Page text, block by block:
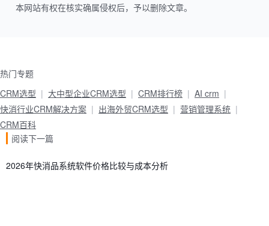
本网站有权在核实确属侵权后，予以删除文章。
热门专题
CRM选型
大中型企业CRM选型 CRM排行榜
AI crm
快消行业CRM解决方案
出海外贸CRM选型
营销管理系统
CRM百科
阅读下一篇
2026年快消品系统软件价格比较与成本分析